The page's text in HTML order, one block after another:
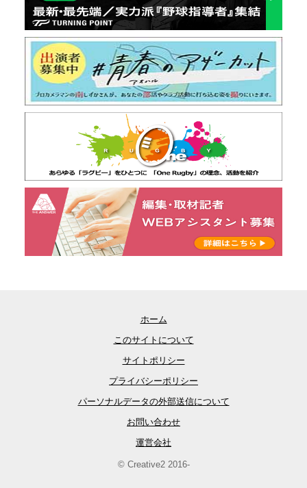
ホーム
このサイトについて
サイトポリシー
プライバシーポリシー
パーソナルデータの外部送信について
お問い合わせ
運営会社
© Creative2 2016-